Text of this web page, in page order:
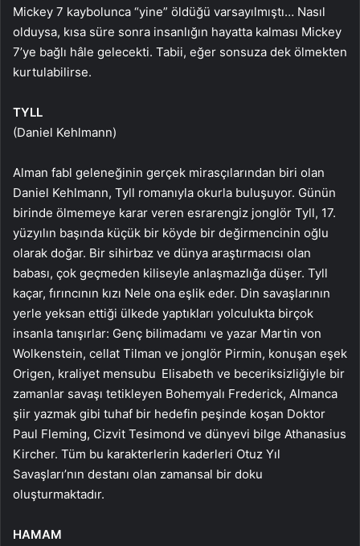
Mickey 7 kaybolunca “yine” öldüğü varsayılmıştı… Nasıl
olduysa, kısa süre sonra insanlığın hayatta kalması Mickey
7’ye bağlı hâle gelecekti. Tabii, eğer sonsuza dek ölmekten
kurtulabilirse.
TYLL
(Daniel Kehlmann)
Alman fabl geleneğinin gerçek mirasçılarından biri olan
Daniel Kehlmann, Tyll romanıyla okurla buluşuyor. Günün
birinde ölmemeye karar veren esrarengiz jonglör Tyll, 17.
yüzyılın başında küçük bir köyde bir değirmencinin oğlu
olarak doğar. Bir sihirbaz ve dünya araştırmacısı olan
babası, çok geçmeden kiliseyle anlaşmazlığa düşer. Tyll
kaçar, fırıncının kızı Nele ona eşlik eder. Din savaşlarının
yerle yeksan ettiği ülkede yaptıkları yolculukta birçok
insanla tanışırlar: Genç bilimadamı ve yazar Martin von
Wolkenstein, cellat Tilman ve jonglör Pirmin, konuşan eşek
Origen, kraliyet mensubu Elisabeth ve beceriksizliğiyle bir
zamanlar savaşı tetikleyen Bohemyalı Frederick, Almanca
şiir yazmak gibi tuhaf bir hedefin peşinde koşan Doktor
Paul Fleming, Cizvit Tesimond ve dünyevi bilge Athanasius
Kircher. Tüm bu karakterlerin kaderleri Otuz Yıl
Savaşları’nın destanı olan zamansal bir doku
oluşturmaktadır.
HAMAM